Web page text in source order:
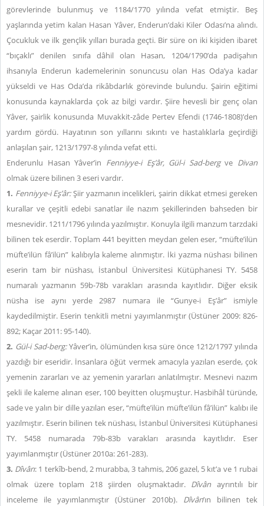
görevlerinde bulunmuş ve 1184/1770 yılında vefat etmiştir. Beş
yaşlarında yetim kalan Hasan Yâver, Enderun’daki Kiler Odası’na alındı.
Çocukluk ve ilk gençlik yılları burada geçti. Bir süre on iki kişiden ibaret
“bıçaklı” denilen sınıfa dâhil olan Hasan, 1204/1790’da padişahın
ihsanıyla Enderun kademelerinin sonuncusu olan Has Oda’ya kadar
yükseldi ve Has Oda’da rikâbdarlık görevinde bulundu. Şairin eğitimi
konusunda kaynaklarda çok az bilgi vardır. Şiire hevesli bir genç olan
Yâver, şairlik konusunda Muvakkit-zâde Pertev Efendi (1746-1808)’den
yardım gördü. Hayatının son yıllarını sıkıntı ve hastalıklarla geçirdiği
anlaşılan şair, 1213/1797-8 yılında vefat etti.
Enderunlu Hasan Yâver’in Fenniyye-i Eş’âr, Gül-i Sad-bergve Divan
olmak üzere bilinen 3 eseri vardır.
1. Fenniyye-i Eş’âr:Şiir yazmanın incelikleri, şairin dikkat etmesi gereken
kurallar ve çeşitli edebi sanatlar ile nazım şekillerinden bahseden bir
mesnevidir. 1211/1796 yılında yazılmıştır. Konuyla ilgili manzum tarzdaki
bilinen tek eserdir. Toplam 441 beyitten meydan gelen eser, “müfte’ilün
müfte’ilün fâ’ilün” kalıbıyla kaleme alınmıştır. İki yazma nüshası bilinen
eserin tam bir nüshası, İstanbul Üniversitesi Kütüphanesi TY. 5458
numaralı yazmanın 59b-78b varakları arasında kayıtlıdır. Diğer eksik
nüsha ise aynı yerde 2987 numara ile “Gunye-i Eş’âr” ismiyle
kaydedilmiştir. Eserin tenkitli metni yayımlanmıştır (Üstüner 2009: 826-
892; Kaçar 2011: 95-140).
2. Gül-i Sad-berg:Yâver’in, ölümünden kısa süre önce 1212/1797 yılında
yazdığı bir eseridir. İnsanlara öğüt vermek amacıyla yazılan eserde, çok
yemenin zararları ve az yemenin yararları anlatılmıştır. Mesnevi nazım
şekli ile kaleme alınan eser, 100 beyitten oluşmuştur. Hasbihâl türünde,
sade ve yalın bir dille yazılan eser, “müfte’ilün müfte’ilün fâ’ilün” kalıbı ile
yazılmıştır. Eserin bilinen tek nüshası, İstanbul Üniversitesi Kütüphanesi
TY. 5458 numarada 79b-83b varakları arasında kayıtlıdır. Eser
yayımlanmıştır (Üstüner 2010a: 261-283).
3. Dîvân: 1 terkîb-bend, 2 murabba, 3 tahmis, 206 gazel, 5 kıt’a ve 1 rubai
olmak üzere toplam 218 şiirden oluşmaktadır. Dîvân ayrıntılı bir
inceleme ile yayımlanmıştır (Üstüner 2010b). Dîvân’ın bilinen tek